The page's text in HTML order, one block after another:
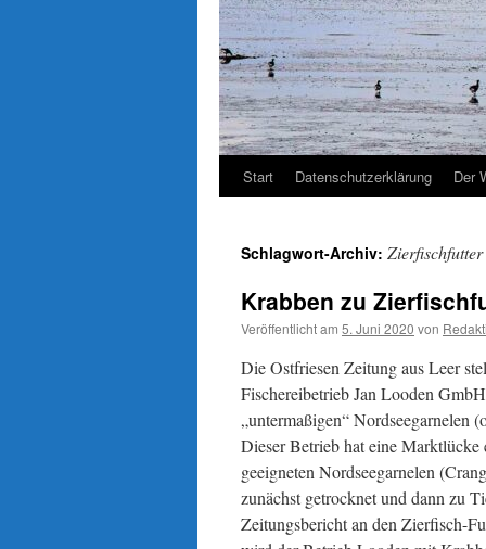
Start Datenschutzerklärung Der
Schlagwort-Archiv: Zierfischfutter
Krabben zu
Veröffentlicht am 5. Juni 2020 von
Die Ostfriesen Zeitung aus Leer
Fischereibetrieb Jan Looden
„untermaßigen“ Nordseegarnelen
Dieser Betrieb hat eine
geeigneten Nordseegarnelen
zunächst getrocknet und dann zu
Zeitungsbericht an den Zierfisch-